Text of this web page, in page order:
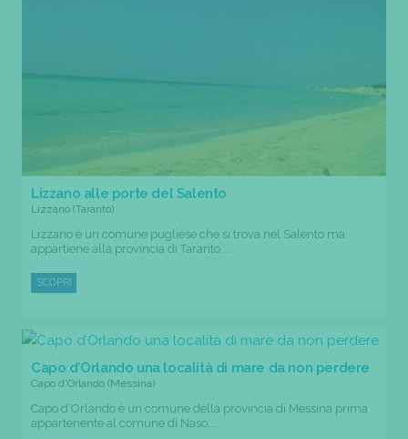
Lizzano alle porte del Salento
Lizzano (Taranto)
Lizzano è un comune pugliese che si trova nel Salento ma
appartiene alla provincia di Taranto....
SCOPRI
Capo d’Orlando una località di mare da non perdere
Capo d'Orlando (Messina)
Capo d’Orlando è un comune della provincia di Messina prima
appartenente al comune di Naso....